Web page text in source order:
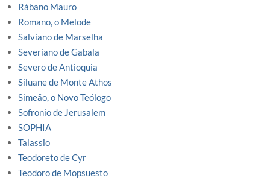
Rábano Mauro
Romano, o Melode
Salviano de Marselha
Severiano de Gabala
Severo de Antioquia
Siluane de Monte Athos
Simeão, o Novo Teólogo
Sofronio de Jerusalem
SOPHIA
Talassio
Teodoreto de Cyr
Teodoro de Mopsuesto